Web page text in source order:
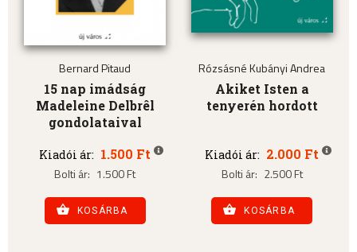
Bernard Pitaud
15 nap imádság
Madeleine Delbrêl
gondolataival
Kiadói ár: 1.500 Ft
Bolti ár: 1.500 Ft
KOSÁRBA
Rózsásné Kubányi Andrea
Akiket Isten a
tenyerén hordott
Kiadói ár: 2.000 Ft
Bolti ár: 2.500 Ft
KOSÁRBA